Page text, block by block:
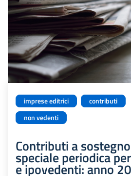
imprese editrici
contributi
non vedenti
Contributi a
speciale periodica
e ipovedenti: anno